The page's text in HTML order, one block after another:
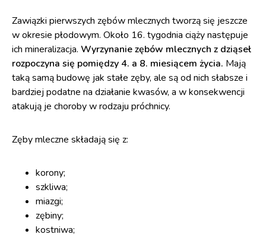
Zawiązki pierwszych zębów mlecznych tworzą się jeszcze
w okresie płodowym. Około 16. tygodnia ciąży następuje
ich mineralizacja. Wyrzynanie zębów mlecznych z dziąseł
rozpoczyna się pomiędzy 4. a 8. miesiącem życia. Mają
taką samą budowę jak stałe zęby, ale są od nich słabsze i
bardziej podatne na działanie kwasów, a w konsekwencji
atakują je choroby w rodzaju próchnicy.
Zęby mleczne składają się z:
korony;
szkliwa;
miazgi;
zębiny;
kostniwa;